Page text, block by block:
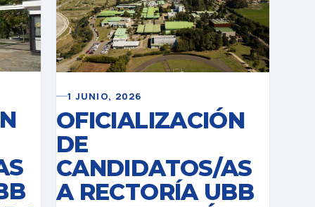
1 JUNIO, 2026
OFICIALIZACIÓN
DE
CANDIDATOS/AS
A RECTORÍA UBB